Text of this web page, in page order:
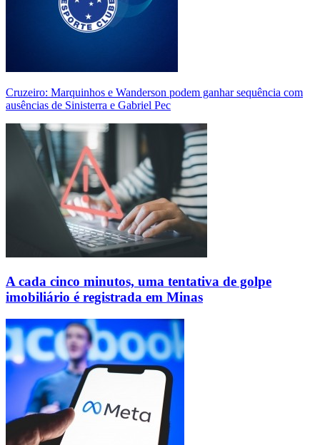
Cruzeiro: Marquinhos e Wanderson podem ganhar sequência com
ausências de Sinisterra e Gabriel Pec
A cada cinco minutos, uma tentativa de golpe
imobiliário é registrada em Minas